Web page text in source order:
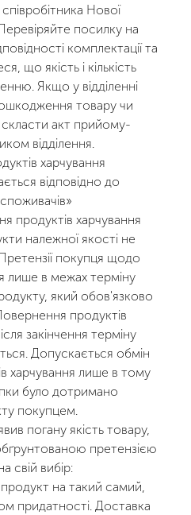
Нової
посилку на
комплектації та
що якість і кількість
Якщо у відділенні
товару чи
акт прийому-
відділення.
харчування
відповідно до
продуктів харчування
належної якості не
покупця щодо
лише в межах терміну
який обов'язково
продуктів
закінчення терміну
Допускається обмін
харчування лише в тому
було дотримано
покупцем.
погану якість товару,
претензією
свій вибір:
на такий самий,
придатності. Доставка